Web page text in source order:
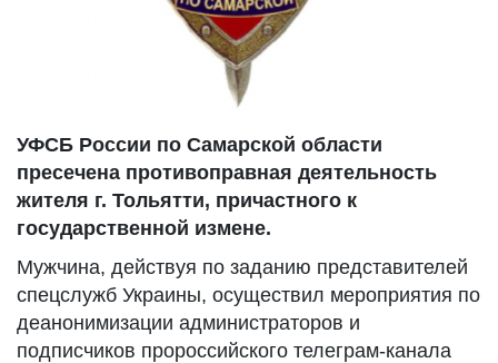
УФСБ России по Самарской области
пресечена противоправная деятельность
жителя г. Тольятти, причастного к
государственной измене.
Мужчина, действуя по заданию представителей
спецслужб Украины, осуществил мероприятия по
деанонимизации администраторов и
подписчиков пророссийского телеграм-канала